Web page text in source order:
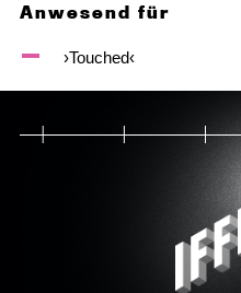
Anwesend für
›Touched‹